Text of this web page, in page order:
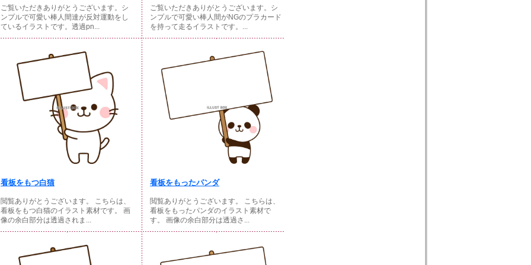
ご覧いただきありがとうございます。シ
ンプルで可愛い棒人間達が反対運動をし
ているイラストです。透過pn...
ご覧いただきありがとうございます。シ
ンプルで可愛い棒人間がNGのプラカード
を持って走るイラストです。...
看板をもつ白猫
閲覧ありがとうございます。 こちらは、
看板をもつ白猫のイラスト素材です。 画
像の余白部分は透過されま...
看板をもったパンダ
閲覧ありがとうございます。 こちらは、
看板をもったパンダのイラスト素材で
す。 画像の余白部分は透過さ...